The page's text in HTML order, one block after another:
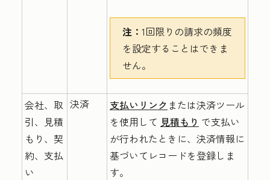
注： 1回限りの請求の頻度
を設定することはできま
せん。
会社、取
引、見積
もり、契
約、支払
い
決済 支払いリンク または決済ツール
を使用して 見積もり で支払い
が行われたときに、決済情報に
基づいてレコードを登録しま
す。